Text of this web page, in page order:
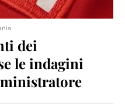
dei
le indagini